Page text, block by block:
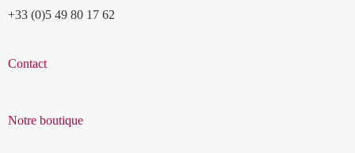
+33 (0)5 49 80 17 62
Contact
Notre boutique